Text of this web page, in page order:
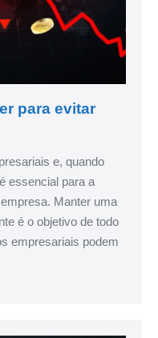
para evitar
e, quando
essencial para a
Manter uma
é o objetivo de todo
empresariais podem